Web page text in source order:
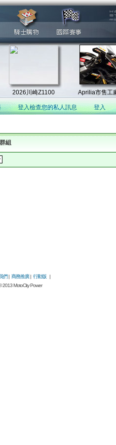
登入檢查您的私人訊息 登入
組
們| 商務推廣| 行動版|
2013 MotoCity Power